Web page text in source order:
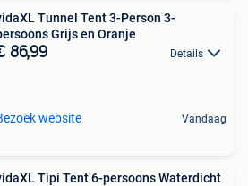
Tunnel Tent 3-Person 3-
Grijs en Oranje
86,99 Details
website Vandaag
Tipi Tent 6-persoons Waterdicht